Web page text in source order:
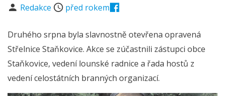
Redakce před rokem
Druhého srpna byla slavnostně otevřena opravená
Střelnice Staňkovice. Akce se zúčastnili zástupci obce
Staňkovice, vedení lounské radnice a řada hostů z
vedení celostátních branných organizací.